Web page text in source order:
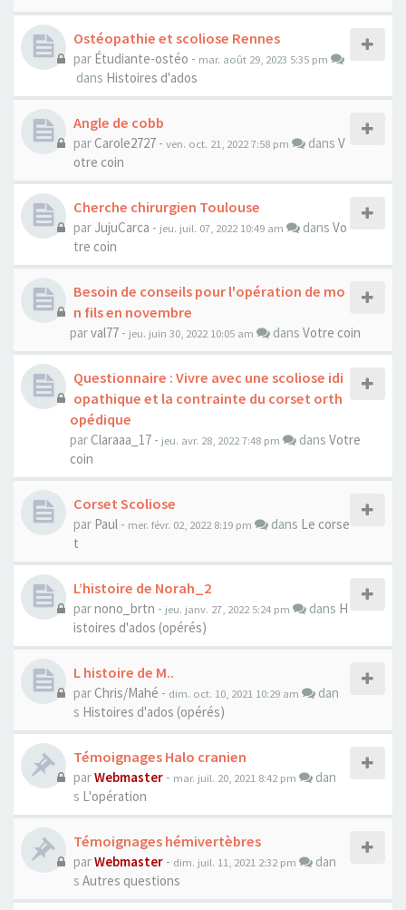
Ostéopathie et scoliose Rennes
par Étudiante-ostéo - mar. août 29, 2023 5:35 pm
dans Histoires d'ados
Angle de cobb
par Carole2727 - ven. oct. 21, 2022 7:58 pm dans V
otre coin
Cherche chirurgien Toulouse
par JujuCarca - jeu. juil. 07, 2022 10:49 am dans Vo
tre coin
Besoin de conseils pour l'opération de mo
n fils en novembre
parval77 - jeu. juin 30, 2022 10:05 am dans Votre coin
Questionnaire : Vivre avec une scoliose idi
opathique et la contrainte du corset orth
opédique
parClaraaa_17 - jeu. avr. 28, 2022 7:48 pm dans Votre
coin
Corset Scoliose
par Paul - mer. févr. 02, 2022 8:19 pm dans Le corse
t
L’histoire de Norah_2
parnono_brtn - jeu. janv. 27, 2022 5:24 pm dans H
istoires d'ados (opérés)
L histoire de M..
par Chris/Mahé - dim. oct. 10, 2021 10:29 am
dan
s Histoires d'ados (opérés)
Témoignages Halo cranien
parWebmaster - mar. juil. 20, 2021 8:42 pm
dan
s L'opération
Témoignages hémivertèbres
parWebmaster - dim. juil. 11, 2021 2:32 pm
dan
s Autres questions